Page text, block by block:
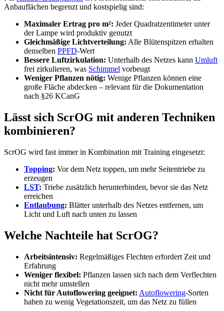
Anbauflächen begrenzt und kostspielig sind:
Maximaler Ertrag pro m²: Jeder Quadratzentimeter unter
der Lampe wird produktiv genutzt
Gleichmäßige Lichtverteilung: Alle Blütenspitzen erhalten
denselben PPFD-Wert
Bessere Luftzirkulation: Unterhalb des Netzes kann Umluft
frei zirkulieren, was Schimmel vorbeugt
Weniger Pflanzen nötig: Wenige Pflanzen können eine
große Fläche abdecken – relevant für die Dokumentation
nach §26 KCanG
Lässt sich ScrOG mit anderen Techniken
kombinieren?
ScrOG wird fast immer in Kombination mit Training eingesetzt:
Topping: Vor dem Netz toppen, um mehr Seitentriebe zu
erzeugen
LST: Triebe zusätzlich herunter­binden, bevor sie das Netz
erreichen
Entlaubung: Blätter unterhalb des Netzes entfernen, um
Licht und Luft nach unten zu lassen
Welche Nachteile hat ScrOG?
Arbeitsintensiv: Regelmäßiges Flechten erfordert Zeit und
Erfahrung
Weniger flexibel: Pflanzen lassen sich nach dem Verflechten
nicht mehr umstellen
Nicht für Autoflowering geeignet: Autoflowering-Sorten
haben zu wenig Vegetationszeit, um das Netz zu füllen